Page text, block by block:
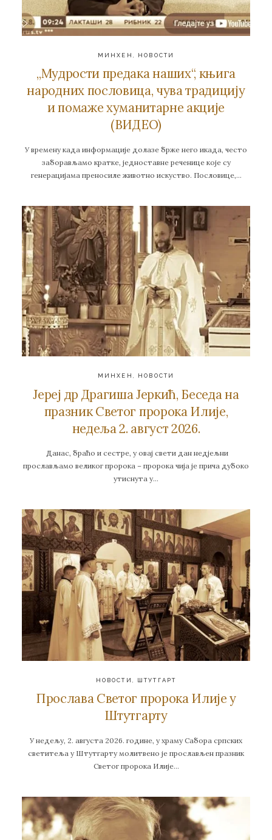
МИНХЕН НОВОСТИ
„Мудрости предака наших“, књига
народних пословица, чува традицију
и помаже хуманитарне акције
(ВИДЕО)
У времену када информације долазе брже него икада, често
заборављамо кратке, једноставне реченице које су
генерацијама преносиле животно искуство. Пословице,…
МИНХЕН , НОВОСТИ
Јереј др Драгиша Јеркић, Беседа на
празник Светог пророка Илије,
недеља 2. август 2026.
Данас, браћо и сестре, у овај свети дан недјељни
прослављамо великог пророка – пророка чија је прича дубоко
утиснута у…
НОВОСТИ ШТУТГАРТ
Прослава Светог пророка Илије у
Штутгарту
У недељу, 2. августа 2026. године, у храму Сабора српских
светитеља у Штутгарту молитвено је прослављен празник
Светог пророка Илије…